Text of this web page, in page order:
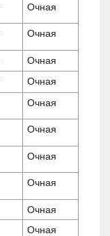
Очная
Очная
Очная
Очная
Очная
Очная
Очная
Очная
Очная
Очная